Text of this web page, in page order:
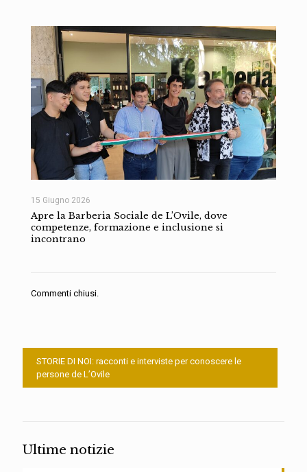
15 Giugno 2026
Apre la Barberia Sociale de L’Ovile, dove
competenze, formazione e inclusione si
incontrano
Commenti chiusi.
STORIE DI NOI: racconti e interviste per conoscere le
persone de L’Ovile
Ultime notizie